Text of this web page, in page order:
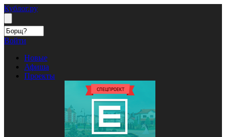
Кублог.ру
Войти
Новые
Афиша
Проекты